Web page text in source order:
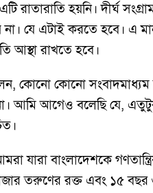
রাতারাতি হয়নি। দীর্ঘ
না। যে এটাই করতে হবে। এ
আস্থা রাখতে হবে।
কোনো কোনো
আমি আগেও বলেছি যে,
যারা বাংলাদেশকে
তরুণের রক্ত এবং ১৫ বছর